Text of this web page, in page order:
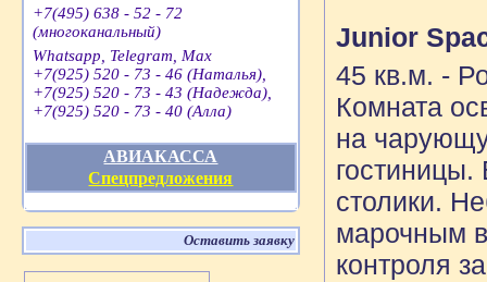
+7(495) 638 - 52 - 72
(многоканальный)
Whatsapp, Telegram, Max
+7(925) 520 - 73 - 46 (Наталья),
+7(925) 520 - 73 - 43 (Надежда),
+7(925) 520 - 73 - 40 (Алла)
АВИАКАССА
Спецпредложения
Оставить заявку
Junior
45 кв.м. -
Комната
на
столики.
марочным
контроля